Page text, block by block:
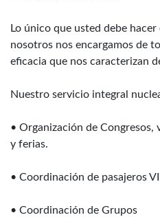
Lo único que usted debe
nosotros nos encargamos de
eficacia que nos caracterizan
Nuestro servicio integral
• Organización de Congresos,
y ferias.
• Coordinación de pasajeros
• Coordinación de Grupos